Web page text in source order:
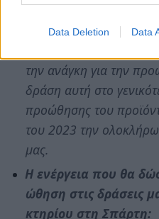
Data Deletion Data
σήματος φαινολών
εκτιμώντας την
την ανάγκη για την
δράση αυτή στο
προώθησης του
του 2023 την
μας.
Η ενέργεια που θα
ώθηση στις δράσεις
κτηρίου στη Σπάρτη: